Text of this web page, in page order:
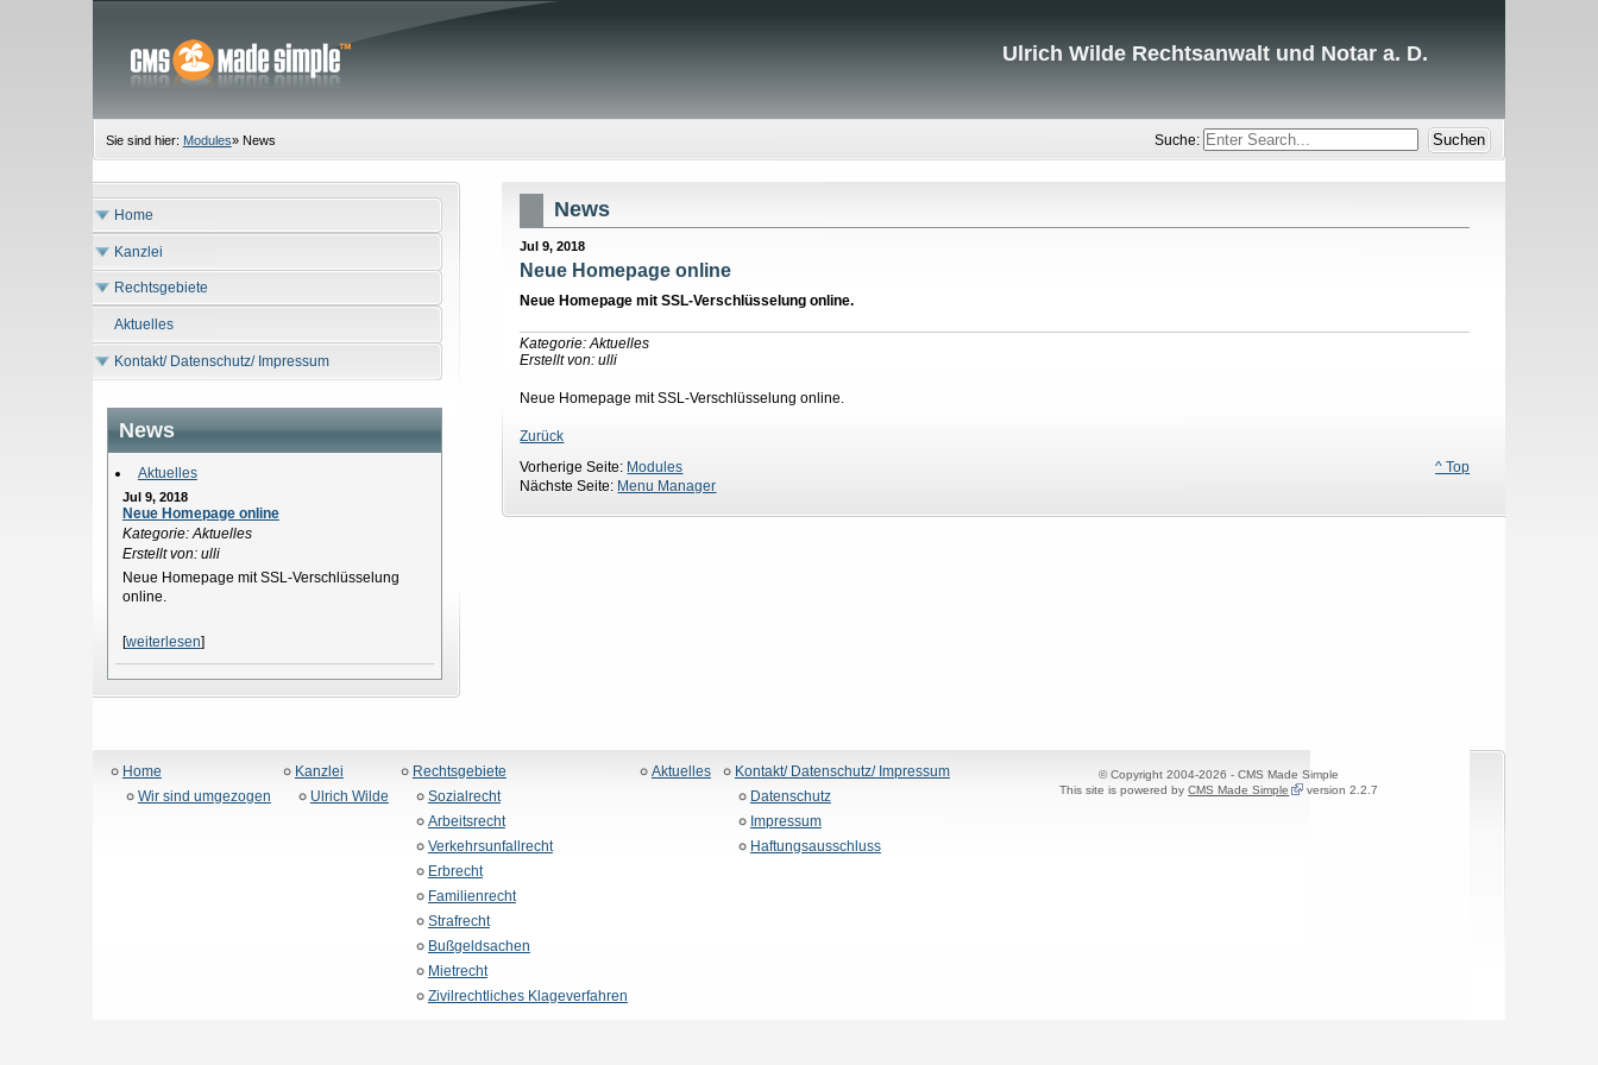
Ulrich Wilde Rechtsanwalt und Notar a. D.
Suche:
Sie sind hier: Modules» News
Home
Kanzlei
Rechtsgebiete
Aktuelles
Kontakt/ Datenschutz/ Impressum
News
Aktuelles
Jul 9, 2018
Neue Homepage online
Kategorie: Aktuelles
Erstellt von: ulli
Neue Homepage mit SSL-Verschlüsselung
online.
[weiterlesen]
News
Jul 9, 2018
Neue Homepage online
Neue Homepage mit SSL-Verschlüsselung online.
Kategorie: Aktuelles
Erstellt von: ulli
Neue Homepage mit SSL-Verschlüsselung online.
Zurück
^ Top
Vorherige Seite: Modules
Nächste Seite: Menu Manager
Home
Wir sind umgezogen
Kanzlei
Ulrich Wilde
Rechtsgebiete
Sozialrecht
Arbeitsrecht
Verkehrsunfallrecht
Erbrecht
Familienrecht
Strafrecht
Bußgeldsachen
Mietrecht
Zivilrechtliches Klageverfahren
Aktuelles
Kontakt/ Datenschutz/ Impressum
Datenschutz
Impressum
Haftungsausschluss
© Copyright 2004-2026 - CMS Made Simple
This site is powered byCMS Made Simple version 2.2.7